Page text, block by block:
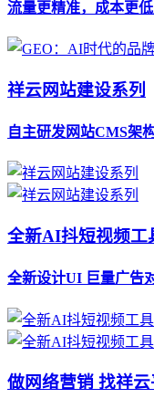
流量更精准，成本更
祥云网站建设系列
自主研发网站CMS架
全新AI抖短视频工
全新设计UI 巨量广告
做网络营销 找祥云